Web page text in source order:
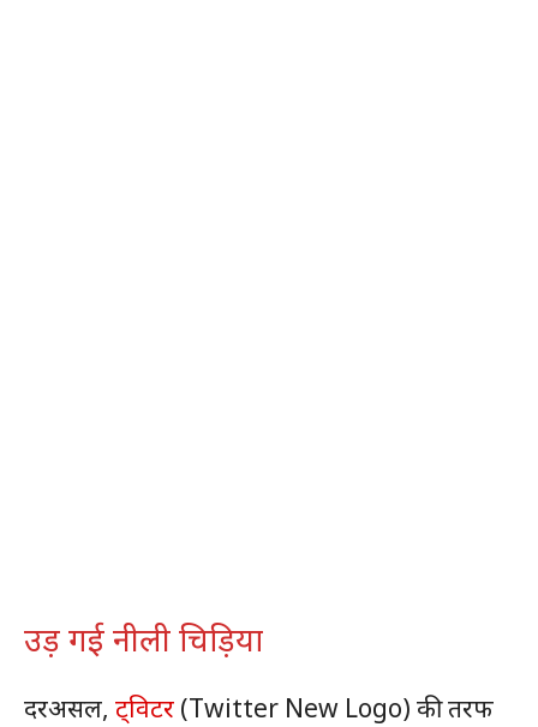
उड़ गई नीली चिड़िया
दरअसल, ट्विटर (Twitter New Logo) की तरफ